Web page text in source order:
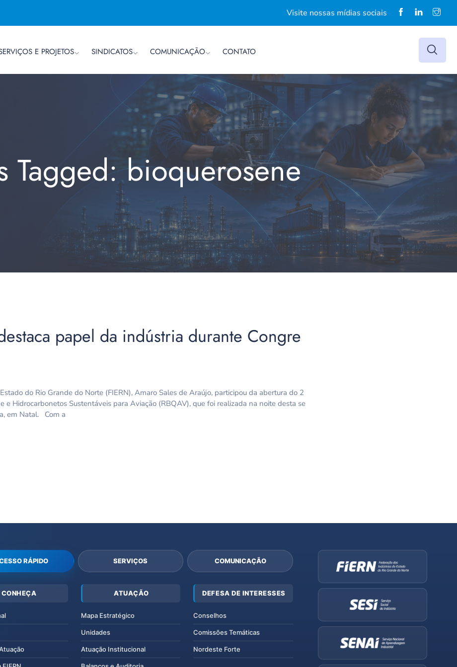
Visite nossas mídias sociais
E PROJETOS SINDICATOS COMUNICAÇÃO CONTATO
Tagged: bioquerosene
papel da indústria durante Congre
do Rio Grande do Norte (FIERN), Amaro Sales de Araújo, participou da abertura do 2
e Hidrocarbonetos Sustentáveis para Aviação (RBQAV), que foi realizada na noite desta se
em Natal. Com a
RÁPIDO SERVIÇOS COMUNICAÇÃO
CONHEÇA ATUAÇÃO
Mapa Estratégico
Unidades
Atuação Institucional
DEFESA DE INTERESSES
Conselhos
Comissões Temáticas
Nordeste Forte